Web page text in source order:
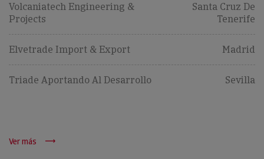
Volcaniatech Engineering &
Projects
Santa Cruz De
Tenerife
Elvetrade Import & Export Madrid
Triade Aportando Al Desarrollo Sevilla
Ver más